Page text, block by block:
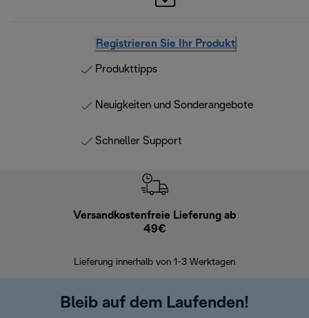
Registrieren Sie Ihr Produkt
Produkttipps
Neuigkeiten und Sonderangebote
Schneller Support
Versandkostenfreie Lieferung ab
49€
Lieferung innerhalb von 1-3 Werktagen
Bleib auf dem Laufenden!